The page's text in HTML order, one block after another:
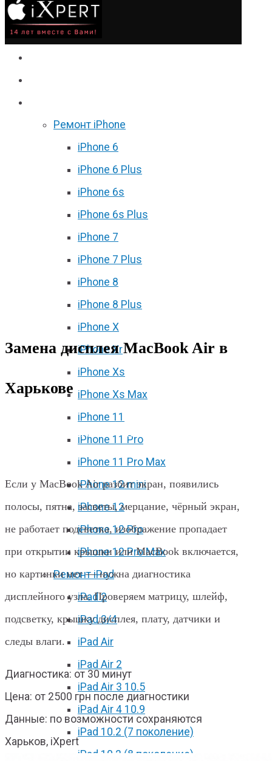
Ремонт iPhone
iPhone 6
iPhone 6 Plus
iPhone 6s
iPhone 6s Plus
iPhone 7
iPhone 7 Plus
iPhone 8
iPhone 8 Plus
iPhone X
iPhone Xr
iPhone Xs
iPhone Xs Max
iPhone 11
iPhone 11 Pro
iPhone 11 Pro Max
iPhone 12 mini
iPhone 12
iPhone 12 Pro
iPhone 12 Pro Max
Ремонт iPad
iPad 2
iPad 3/4
iPad Air
iPad Air 2
iPad Air 3 10.5
iPad Air 4 10.9
iPad 10.2 (7 поколение)
iPad 10.2 (8 поколение)
Замена дисплея MacBook Air в
Харькове
Замена дисплея MacBook Air в
Если у MacBook Air разбит экран, появились
полосы, пятна, засветы, мерцание, чёрный экран,
не работает подсветка, изображение пропадает
при открытии крышки или MacBook включается,
но картинки нет — нужна диагностика
дисплейного узла. Проверяем матрицу, шлейф,
подсветку, крышку дисплея, плату, датчики и
следы влаги.
Диагностика: от 30 минут
Цена: от 2500 грн после диагностики
Данные: по возможности сохраняются
Харьков, iXpert